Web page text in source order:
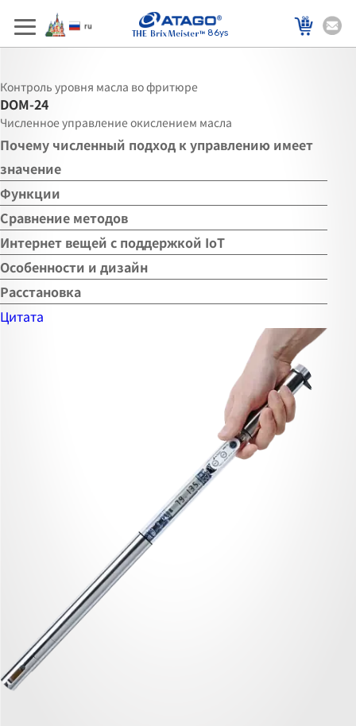
86ys
Контроль уровня масла во фритюре
DOM-24
Численное управление окислением масла
Почему численный подход к управлению имеет
значение
Функции
Сравнение методов
Интернет вещей с поддержкой IoT
Особенности и дизайн
Расстановка
Цитата